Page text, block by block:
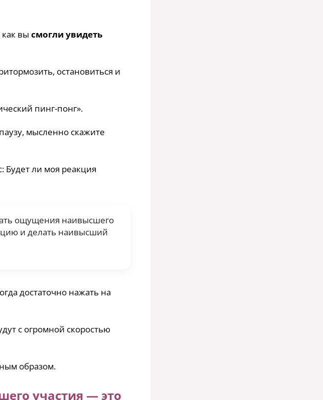
вы смогли увидеть
остановиться и
пинг-понг».
мысленно скажите
Будет ли моя реакция
ощущения наивысшего
и делать наивысший
достаточно нажать на
с огромной скоростью
образом.
участия — это